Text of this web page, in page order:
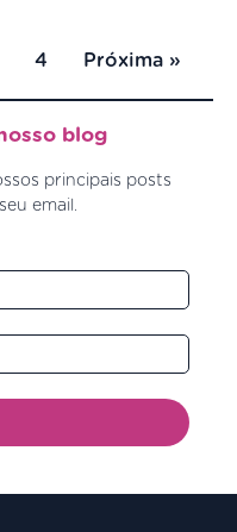
4 Próxima »
blog
principais posts
email.